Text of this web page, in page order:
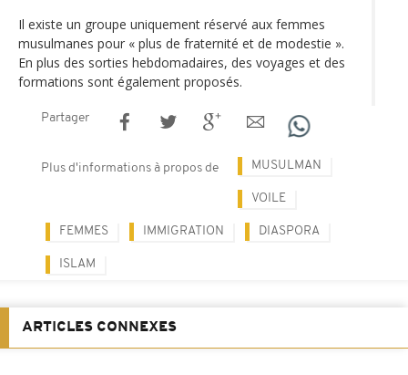
Il existe un groupe uniquement réservé aux femmes
musulmanes pour « plus de fraternité et de modestie ».
En plus des sorties hebdomadaires, des voyages et des
formations sont également proposés.
Partager
Plus d'informations à propos de MUSULMAN
VOILE
FEMMES IMMIGRATION DIASPORA
ISLAM
ARTICLES CONNEXES